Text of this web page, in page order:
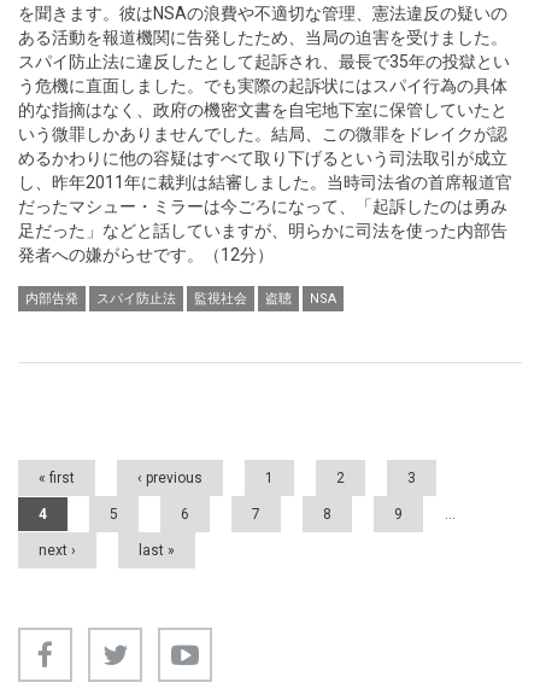
を聞きます。彼はNSAの浪費や不適切な管理、憲法違反の疑いの
ある活動を報道機関に告発したため、当局の迫害を受けました。
スパイ防止法に違反したとして起訴され、最長で35年の投獄とい
う危機に直面しました。でも実際の起訴状にはスパイ行為の具体
的な指摘はなく、政府の機密文書を自宅地下室に保管していたと
いう微罪しかありませんでした。結局、この微罪をドレイクが認
めるかわりに他の容疑はすべて取り下げるという司法取引が成立
し、昨年2011年に裁判は結審しました。当時司法省の首席報道官
だったマシュー・ミラーは今ごろになって、「起訴したのは勇み
足だった」などと話していますが、明らかに司法を使った内部告
発者への嫌がらせです。（12分）
内部告発 スパイ防止法 監視社会 盗聴 NSA
Pages
« first ‹ previous 1 2 3
4 5 6 7 8 9 …
next › last »